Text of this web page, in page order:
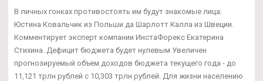
В личных гонках противостоять им будут знакомые лица:
Юстина Ковальчик из Польши да Шарлотт Калла из Швеции.
Комментирует эксперт компании ИнстаФорекс Екатерина
Стихина. Дефицит бюджета будет нулевым Увеличен
прогнозируемый объем доходов бюджета текущего года - до
11,121 трлн рублей с 10,303 трлн рублей. Для жизни населению